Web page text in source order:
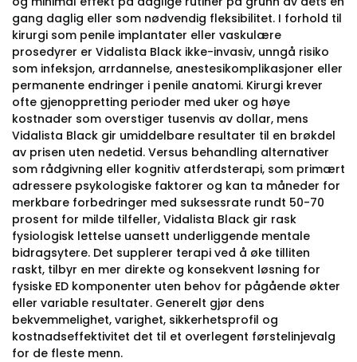
gang daglig eller som nødvendig fleksibilitet. I forhold til
kirurgi som penile implantater eller vaskulære
prosedyrer er Vidalista Black ikke-invasiv, unngå risiko
som infeksjon, arrdannelse, anestesikomplikasjoner eller
permanente endringer i penile anatomi. Kirurgi krever
ofte gjenoppretting perioder med uker og høye
kostnader som overstiger tusenvis av dollar, mens
Vidalista Black gir umiddelbare resultater til en brøkdel
av prisen uten nedetid. Versus behandling alternativer
som rådgivning eller kognitiv atferdsterapi, som primært
adressere psykologiske faktorer og kan ta måneder for
merkbare forbedringer med suksessrate rundt 50-70
prosent for milde tilfeller, Vidalista Black gir rask
fysiologisk lettelse uansett underliggende mentale
bidragsytere. Det supplerer terapi ved å øke tilliten
raskt, tilbyr en mer direkte og konsekvent løsning for
fysiske ED komponenter uten behov for pågående økter
eller variable resultater. Generelt gjør dens
bekvemmelighet, varighet, sikkerhetsprofil og
kostnadseffektivitet det til et overlegent førstelinjevalg
for de fleste menn.